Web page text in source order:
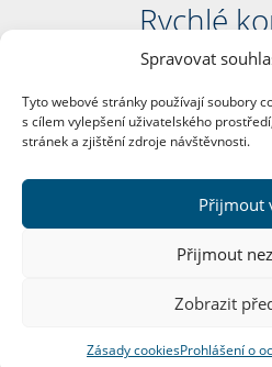
Spravovat
Tyto webové stránky používají soubory
s cílem vylepšení uživatelského
stránek a zjištění zdroje návštěvnosti.
Přijmout
Přijmout
Zobrazit
Zásady cookiesProhlášení o
Rychlé
Filozofická
nám. Jana
116 38
DIČ:
Další